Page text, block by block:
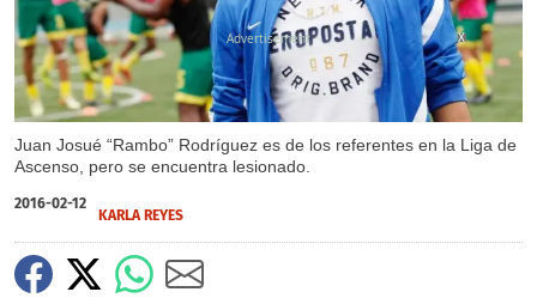
Juan Josué “Rambo” Rodríguez es de los referentes en la Liga de
Ascenso, pero se encuentra lesionado.
X
2016-02-12
KARLA REYES